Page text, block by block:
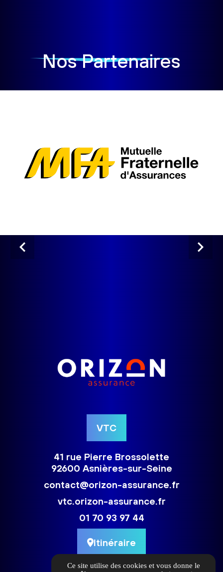
Nos Partenaires
Previous Next
VTC
41 rue Pierre Brossolette
92600 Asnières-sur-Seine
contact@orizon-assurance.fr
vtc.orizon-assurance.fr
01 70 93 97 44
Itinéraire
Ce site utilise des cookies et vous donne le